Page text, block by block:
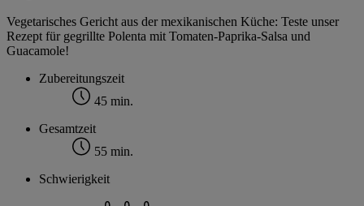
Vegetarisches Gericht aus der mexikanischen Küche: Teste unser
Rezept für gegrillte Polenta mit Tomaten-Paprika-Salsa und
Guacamole!
Zubereitungszeit
45 min.
Gesamtzeit
55 min.
Schwierigkeit